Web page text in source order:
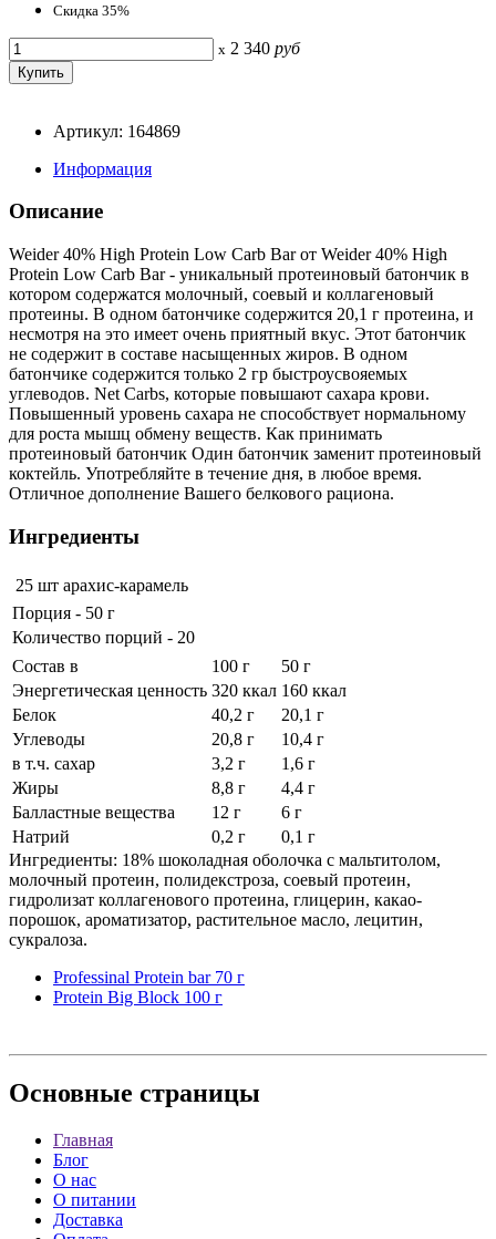
Скидка 35%
x 2 340 руб
Артикул: 164869
Информация
Описание
Weider 40% High Protein Low Carb Bar от Weider 40% High
Protein Low Carb Bar - уникальный протеиновый батончик в
котором содержатся молочный, соевый и коллагеновый
протеины. В одном батончике содержится 20,1 г протеина, и
несмотря на это имеет очень приятный вкус. Этот батончик
не содержит в составе насыщенных жиров. В одном
батончике содержится только 2 гр быстроусвояемых
углеводов. Net Carbs, которые повышают сахара крови.
Повышенный уровень сахара не способствует нормальному
для роста мышц обмену веществ. Как принимать
протеиновый батончик Один батончик заменит протеиновый
коктейль. Употребляйте в течение дня, в любое время.
Отличное дополнение Вашего белкового рациона.
Ингредиенты
25 шт арахис-карамель
Порция - 50 г
Количество порций - 20
Состав в
100 г
50 г
Энергетическая ценность 320 ккал 160 ккал
Белок
40,2 г
20,1 г
Углеводы
20,8 г
10,4 г
в т.ч. сахар
3,2 г
1,6 г
Жиры
8,8 г
4,4 г
Балластные вещества
12 г
6 г
Натрий
0,2 г
0,1 г
Ингредиенты: 18% шоколадная оболочка с мальтитолом,
молочный протеин, полидекстроза, соевый протеин,
гидролизат коллагенового протеина, глицерин, какао-
порошок, ароматизатор, растительное масло, лецитин,
сукралоза.
Professinal Protein bar 70 г
Protein Big Block 100 г
Основные страницы
Главная
Блог
О нас
О питании
Доставка